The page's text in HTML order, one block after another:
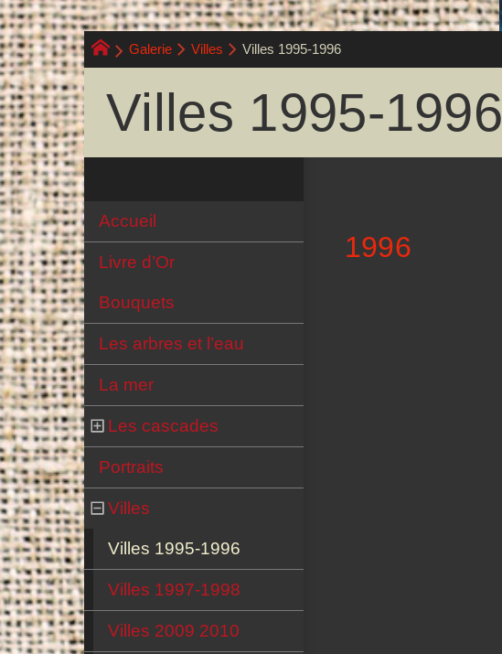
Galerie Villes Villes 1995-1996
Villes 1995-1996
1996
Accueil
Livre d’Or
Bouquets
Les arbres et l’eau
La mer
Les cascades
Portraits
Villes
Villes 1995-1996
Villes 1997-1998
Villes 2009 2010